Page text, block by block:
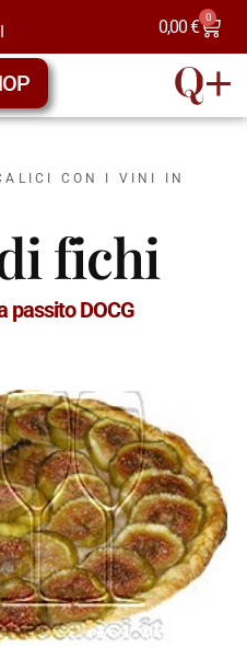
0,00€ 0
CON I VINI IN
fichi
passito DOCG